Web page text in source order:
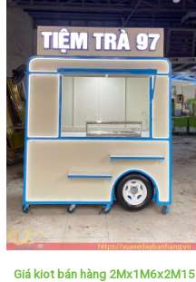
Giá kiot bán hàng 2Mx1M6x2M15